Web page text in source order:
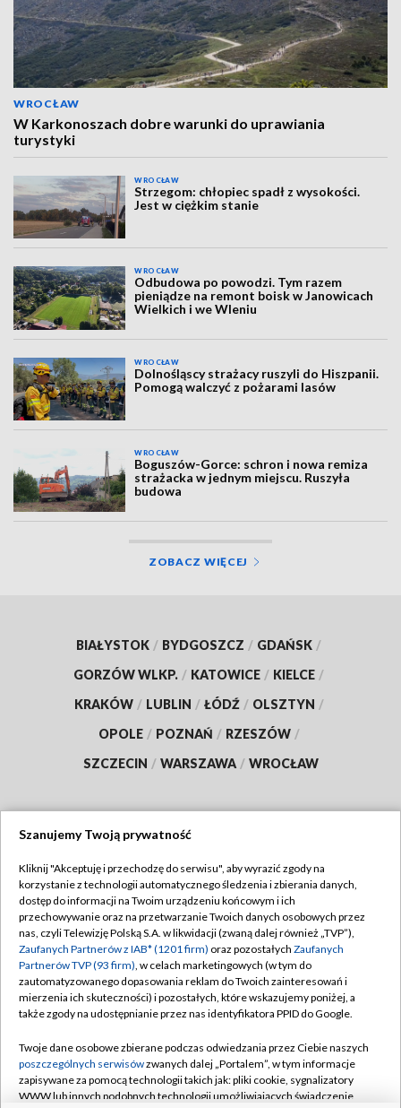
WROCŁAW
W Karkonoszach dobre warunki do uprawiania
turystyki
WROCŁAW
Strzegom: chłopiec spadł z wysokości.
Jest w ciężkim stanie
WROCŁAW
Odbudowa po powodzi. Tym razem
pieniądze na remont boisk w Janowicach
Wielkich i we Wleniu
WROCŁAW
Dolnośląscy strażacy ruszyli do Hiszpanii.
Pomogą walczyć z pożarami lasów
WROCŁAW
Boguszów-Gorce: schron i nowa remiza
strażacka w jednym miejscu. Ruszyła
budowa
ZOBACZ WIĘCEJ
BIAŁYSTOK / BYDGOSZCZ / GDAŃSK /
GORZÓW WLKP. / KATOWICE / KIELCE /
KRAKÓW / LUBLIN / ŁÓDŹ / OLSZTYN /
OPOLE / POZNAŃ / RZESZÓW /
SZCZECIN / WARSZAWA / WROCŁAW
TVP
Abonament TVP
Emisja w TVP
Centrum informacji TVP
Naziemna Telewizja Cyfrowa
Rada Programowa
System NOS
Regulamin TVP
Polityka prywatności
Moje zgody
Pomoc
Kontakt
Szanujemy Twoją prywatność
Kliknij "Akceptuję i przechodzę do serwisu", aby wyrazić zgody na
korzystanie z technologii automatycznego śledzenia i zbierania danych,
dostęp do informacji na Twoim urządzeniu końcowym i ich
przechowywanie oraz na przetwarzanie Twoich danych osobowych przez
nas, czyli Telewizję Polską S.A. w likwidacji (zwaną dalej również „TVP”),
Zaufanych Partnerów z IAB* (1201 firm) oraz pozostałych Zaufanych
Partnerów TVP (93 firm), w celach marketingowych (w tym do
zautomatyzowanego dopasowania reklam do Twoich zainteresowań i
mierzenia ich skuteczności) i pozostałych, które wskazujemy poniżej, a
także zgody na udostępnianie przez nas identyfikatora PPID do Google.
Twoje dane osobowe zbierane podczas odwiedzania przez Ciebie naszych
poszczególnych serwisówzwanych dalej „Portalem”, w tym informacje
zapisywane za pomocą technologii takich jak: pliki cookie, sygnalizatory
WWW lub innych podobnych technologii umożliwiających świadczenie